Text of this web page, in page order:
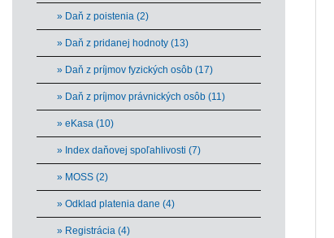
» Daň z poistenia (2)
» Daň z pridanej hodnoty (13)
» Daň z príjmov fyzických osôb (17)
» Daň z príjmov právnických osôb (11)
» eKasa (10)
» Index daňovej spoľahlivosti (7)
» MOSS (2)
» Odklad platenia dane (4)
» Registrácia (4)